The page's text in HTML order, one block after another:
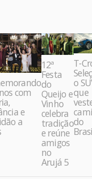
com
e
a
12ª
Festa
do
Queijo e
Vinho
celebra
tradição
e reúne
amigos
no
Arujá 5
T-
o
que
do